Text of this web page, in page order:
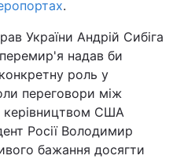
.
України Андрій Сибіга
надав би
роль у
переговори між
США
Росії Володимир
бажання досягти